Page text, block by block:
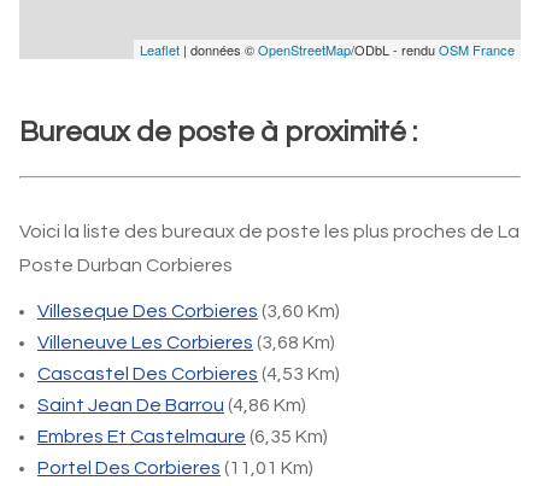
Leaflet | données ©OpenStreetMap/ODbL - renduOSM France
Bureaux de poste à proximité :
Voici la liste des bureaux de poste les plus proches de La
Poste Durban Corbieres
Villeseque Des Corbieres (3,60 Km)
Villeneuve Les Corbieres (3,68 Km)
Cascastel Des Corbieres (4,53 Km)
Saint Jean De Barrou (4,86 Km)
Embres Et Castelmaure (6,35 Km)
Portel Des Corbieres (11,01 Km)